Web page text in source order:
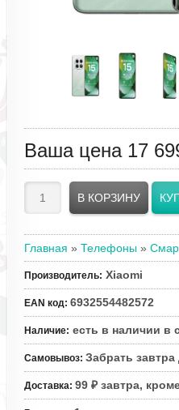
Ваша цена 17
Главная » Телефоны »
Производитель: Xiaomi
EAN код: 6932554482572
Наличие: есть в наличии в
Самовывоз: Забрать
Доставка: 99 ₽ завтра,